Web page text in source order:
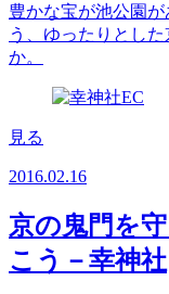
豊かな宝が池公園
う、ゆったりとし
か。
見る
2016.02.16
京の鬼門を
こう－幸神社